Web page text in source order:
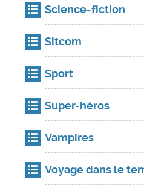
Science-fiction
Sitcom
Sport
Super-héros
Vampires
Voyage dans le